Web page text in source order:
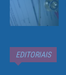
EDITORIAIS